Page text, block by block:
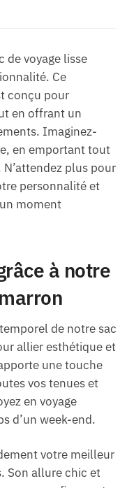
de voyage lisse
Ce
conçu pour
en offrant un
Imaginez-
en emportant tout
plus pour
personnalité et
moment
à notre
de notre sac
allier esthétique et
une touche
vos tenues et
en voyage
d’un week-end.
votre meilleur
Son allure chic et